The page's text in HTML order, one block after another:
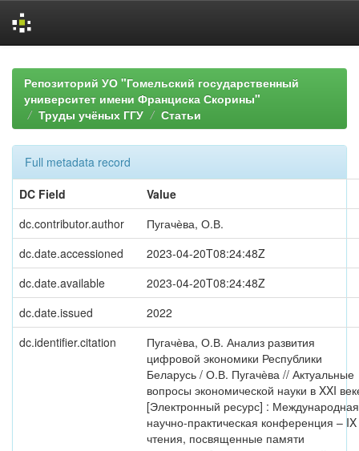
navigationРепозиторий УО "Гомельский государственный
университет имени Франциска Скорины"
Труды учёных ГГУ
Статьи
Full metadata record
DC Field
Value
dc.contributor.author
Пугачѐва, О.В.
dc.date.accessioned
2023-04-20T08:24:48Z
dc.date.available
2023-04-20T08:24:48Z
dc.date.issued
2022
dc.identifier.citation
Пугачѐва, О.В. Анализ развития
цифровой экономики Республики
Беларусь / О.В. Пугачѐва // Актуальные
вопросы экономической науки в XXI
[Электронный ресурс] : Международная
научно-практическая конференция – IX
чтения, посвященные памяти